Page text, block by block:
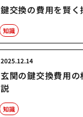
鍵交換の費用を賢
知識
玄関の鍵交換費用
説
2025.12.14
知識